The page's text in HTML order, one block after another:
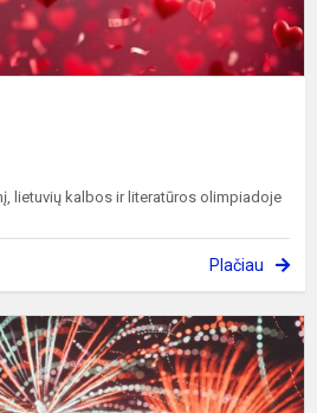
lietuvių kalbos ir literatūros olimpiadoje
Plačiau